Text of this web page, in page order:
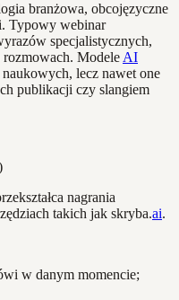
branżowa, obcojęzyczne
Typowy webinar
specjalistycznych,
Modele AI
lecz nawet one
publikacji czy slangiem
nagrania
takich jak skryba.ai.
w danym momencie;